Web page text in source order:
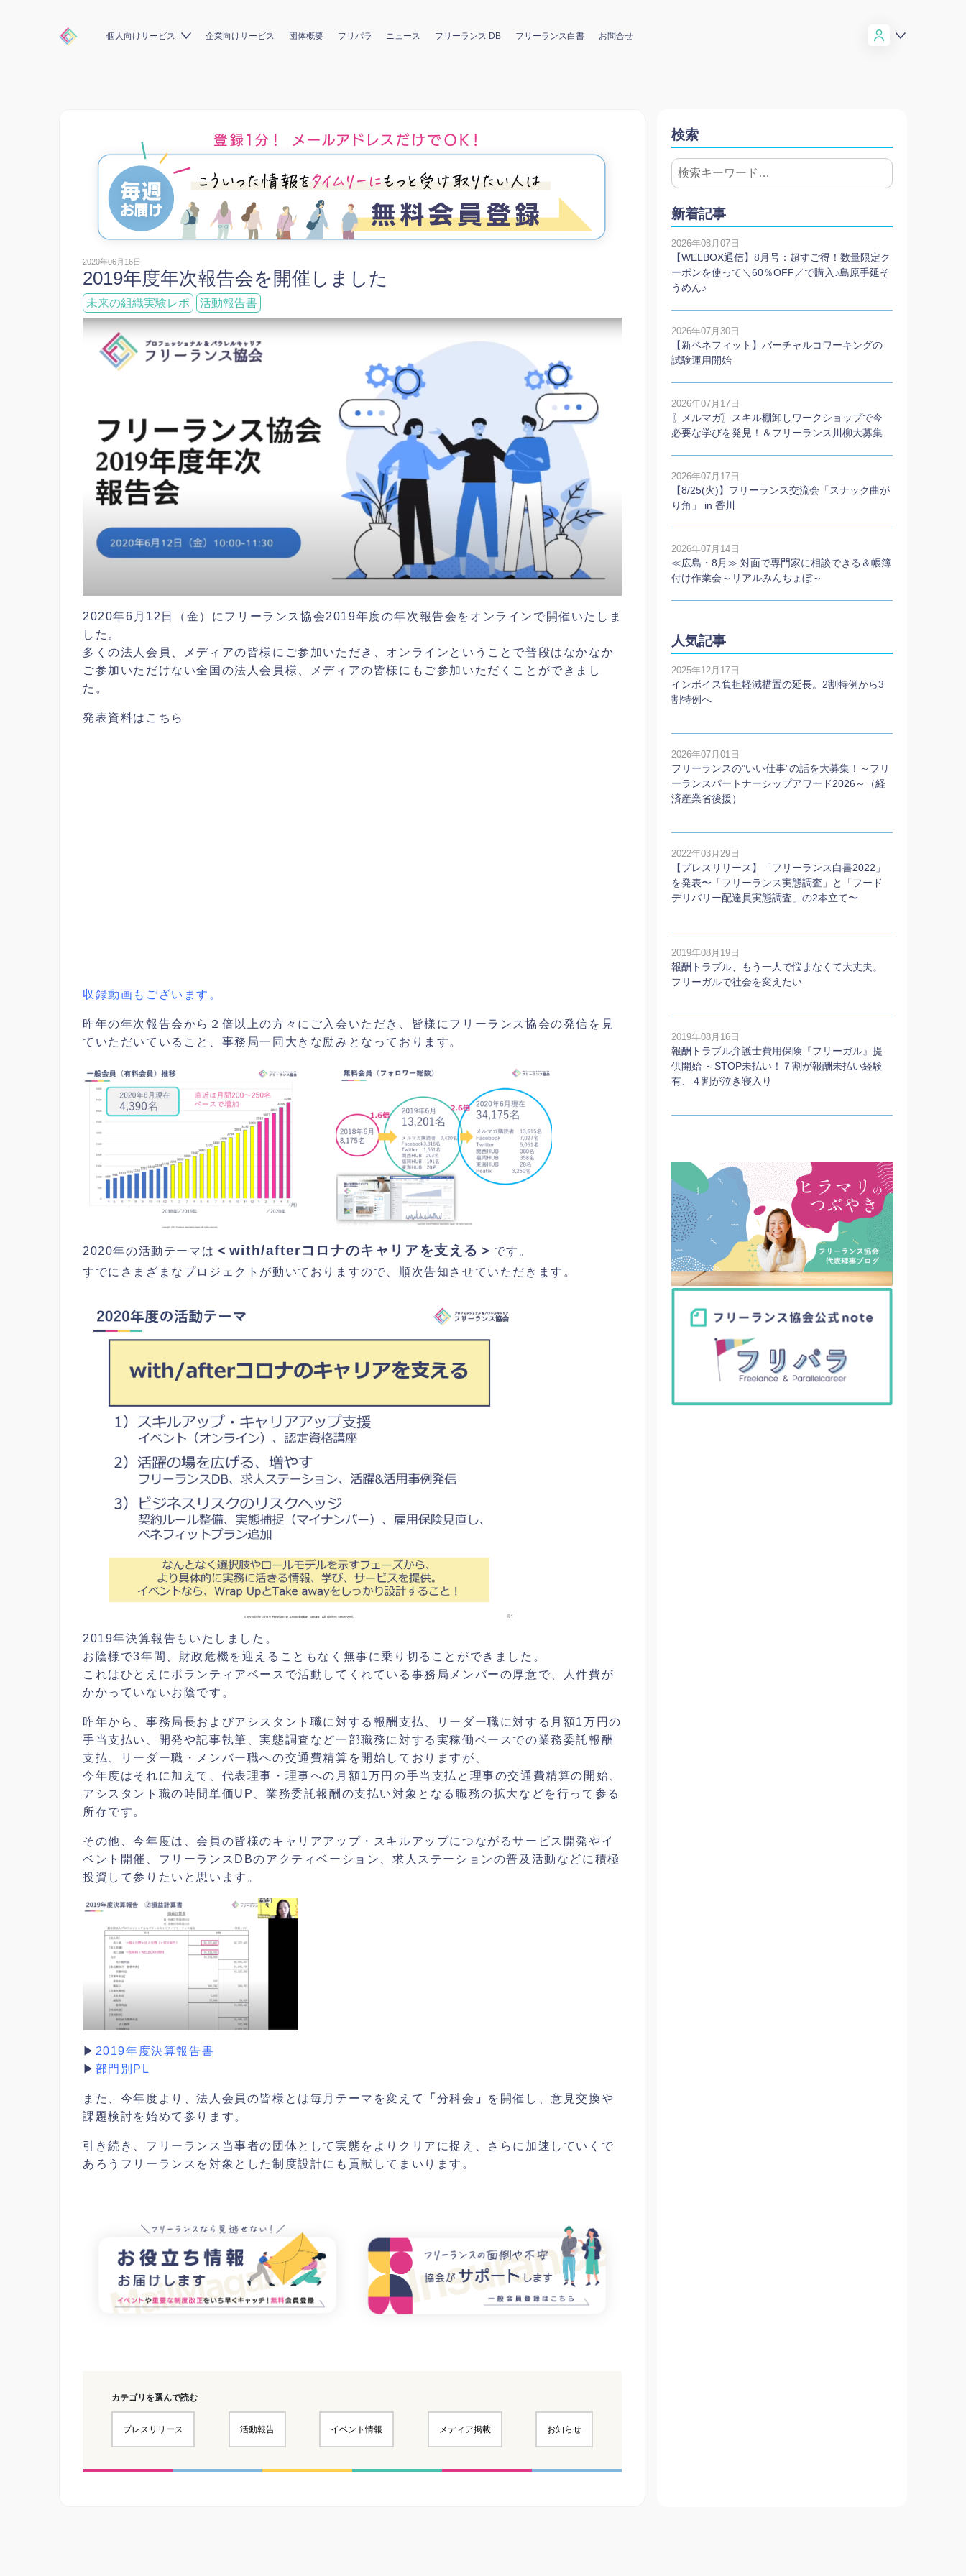
個人向けサービス 企業向けサービス 団体概要 フリパラ ニュース フリーランス DB フリーランス白書 お問合せ
2020年06月16日
2019年度年次報告会を開催しました
未来の組織実験レポ 活動報告書
2020年6月12日（金）にフリーランス協会2019年度の年次報告会をオンラインで開催いたしま
した。
多くの法人会員、メディアの皆様にご参加いただき、オンラインということで普段はなかなか
ご参加いただけない全国の法人会員様、メディアの皆様にもご参加いただくことができまし
た。
発表資料はこちら
収録動画もございます。
昨年の年次報告会から２倍以上の方々にご入会いただき、皆様にフリーランス協会の発信を見
ていただいていること、事務局一同大きな励みとなっております。
2020年の活動テーマは ＜ with/afterコロナのキャリアを支える＞ です。
すでにさまざまなプロジェクトが動いておりますので、順次告知させていただきます。
2019年決算報告もいたしました。
お陰様で3年間、財政危機を迎えることもなく無事に乗り切ることができました。
これはひとえにボランティアベースで活動してくれている事務局メンバーの厚意で、人件費が
かかっていないお陰です。
昨年から、事務局長およびアシスタント職に対する報酬支払、リーダー職に対する月額1万円の
手当支払い、開発や記事執筆、実態調査など一部職務に対する実稼働ベースでの業務委託報酬
支払、リーダー職・メンバー職への交通費精算を開始しておりますが、
今年度はそれに加えて、代表理事・理事への月額1万円の手当支払と理事の交通費精算の開始、
アシスタント職の時間単価UP、業務委託報酬の支払い対象となる職務の拡大などを行って参る
所存です。
その他、今年度は、会員の皆様のキャリアアップ・スキルアップにつながるサービス開発やイ
ベント開催、フリーランスDBのアクティベーション、求人ステーションの普及活動などに積極
投資して参りたいと思います。
▶ 2019年度決算報告書
▶ 部門別PL
また、今年度より、法人会員の皆様とは毎月テーマを変えて 「 分科会 」
を開催し、意見交換や
課題検討を始めて参ります。
引き続き、フリーランス当事者の団体として実態をよりクリアに捉え、さらに加速していくで
あろうフリーランスを対象とした制度設計にも貢献してまいります。
カテゴリを選んで読む
プレスリリース 活動報告 イベント情報 メディア掲載 お知らせ
検索
新着記事
2026年08月07日
【WELBOX通信】8月号：超すご得！数量限定ク
ーポンを使って＼60％OFF／で購入♪島原手延そ
うめん♪
2026年07月30日
【新ベネフィット】バーチャルコワーキングの
試験運用開始
2026年07月17日
〖メルマガ〗スキル棚卸しワークショップで今
必要な学びを発見！＆フリーランス川柳大募集
2026年07月17日
【8/25(火)】フリーランス交流会「スナック曲が
り角」 in 香川
2026年07月14日
≪広島・8月≫ 対面で専門家に相談できる＆帳簿
付け作業会～リアルみんちょぼ～
人気記事
2025年12月17日
インボイス負担軽減措置の延長。2割特例から3
割特例へ
2026年07月01日
フリーランスの”いい仕事”の話を大募集！～フリ
ーランスパートナーシップアワード2026～（経
済産業省後援）
2022年03月29日
【プレスリリース】「フリーランス白書2022」
を発表〜「フリーランス実態調査」と「フード
デリバリー配達員実態調査」の2本⽴て〜
2019年08月19日
報酬トラブル、もう一人で悩まなくて大丈夫。
フリーガルで社会を変えたい
2019年08月16日
報酬トラブル弁護士費用保険『フリーガル』提
供開始 ～STOP未払い！７割が報酬未払い経験
有、４割が泣き寝入り